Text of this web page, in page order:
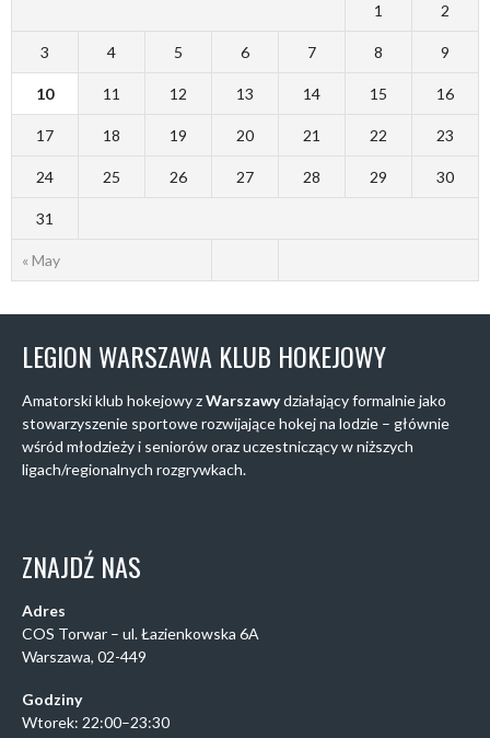
« May
1 2
3 4 5 6 7 8 9
10 11 12 13 14 15 16
17 18 19 20 21 22 23
24 25 26 27 28 29 30
31
LEGION WARSZAWA KLUB HOKEJOWY
Amatorski klub hokejowy zWarszawydziałający formalnie jako
stowarzyszenie sportowe rozwijające hokej na lodzie – głównie
wśród młodzieży i seniorów oraz uczestniczący w niższych
ligach/regionalnych rozgrywkach.
ZNAJDŹ NAS
Adres
COS Torwar – ul. Łazienkowska 6A
Warszawa, 02-449
Godziny
Wtorek: 22:00–23:30